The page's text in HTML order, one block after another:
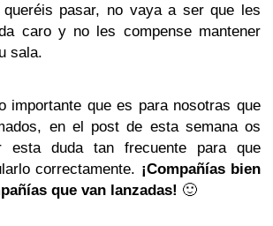
pasar, no vaya a ser que les
caro y no les compense mantener
sala.
importante que es para nosotras que
en el post de esta semana os
esta duda tan frecuente para que
correctamente. ¡Compañías bien
que van lanzadas! 🙂